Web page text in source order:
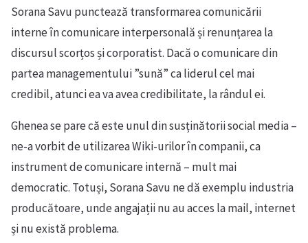
Sorana Savu punctează transformarea comunicării
interne în comunicare interpersonală și renunțarea la
discursul scorțos și corporatist. Dacă o comunicare din
partea managementului ”sună” ca liderul cel mai
credibil, atunci ea va avea credibilitate, la rândul ei.
Ghenea se pare că este unul din susținătorii social media –
ne-a vorbit de utilizarea Wiki-urilor în companii, ca
instrument de comunicare internă – mult mai
democratic. Totuși, Sorana Savu ne dă exemplu industria
producătoare, unde angajații nu au acces la mail, internet
și nu există problema.